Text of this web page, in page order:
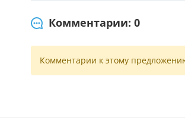
Комментарии: 0
Комментарии к этому